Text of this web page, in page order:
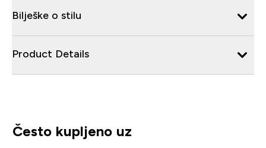
Bilješke o stilu
Product Details
Često kupljeno uz